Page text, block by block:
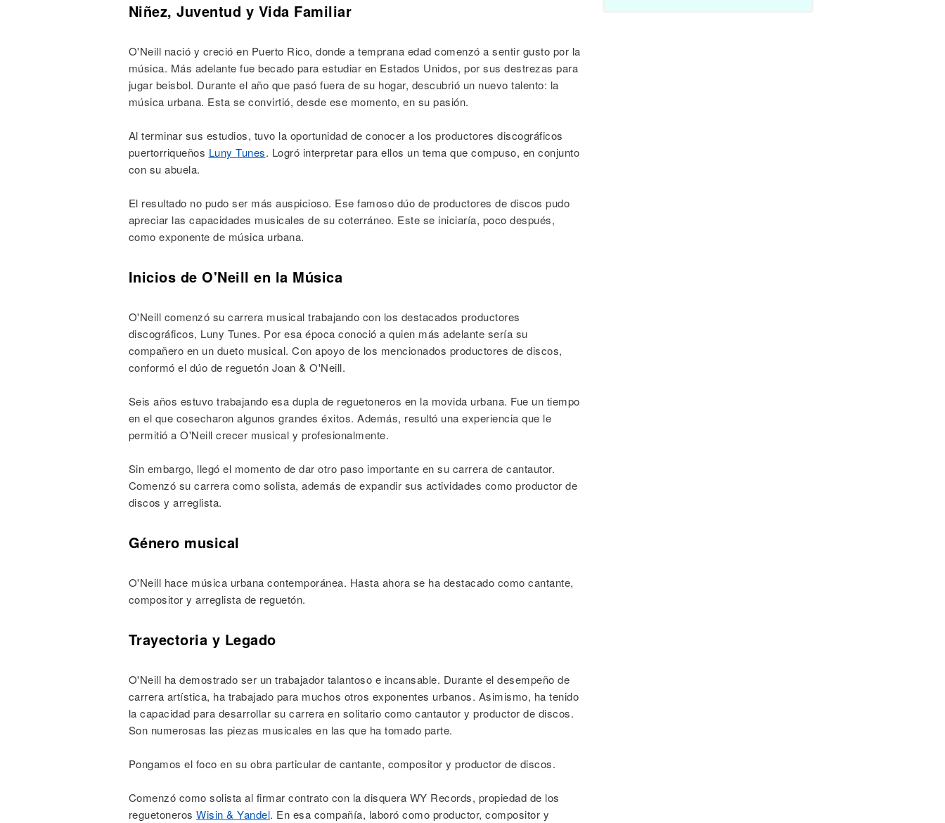
Niñez, Juventud y Vida Familiar
O'Neill nació y creció en Puerto Rico, donde a temprana edad comenzó a sentir gusto por la
música. Más adelante fue becado para estudiar en Estados Unidos, por sus destrezas para
jugar beisbol. Durante el año que pasó fuera de su hogar, descubrió un nuevo talento: la
música urbana. Esta se convirtió, desde ese momento, en su pasión.
Al terminar sus estudios, tuvo la oportunidad de conocer a los productores discográficos
puertorriqueños Luny Tunes. Logró interpretar para ellos un tema que compuso, en conjunto
con su abuela.
El resultado no pudo ser más auspicioso. Ese famoso dúo de productores de discos pudo
apreciar las capacidades musicales de su coterráneo. Este se iniciaría, poco después,
como exponente de música urbana.
Inicios de O'Neill en la Música
O'Neill comenzó su carrera musical trabajando con los destacados productores
discográficos, Luny Tunes. Por esa época conoció a quien más adelante sería su
compañero en un dueto musical. Con apoyo de los mencionados productores de discos,
conformó el dúo de reguetón Joan & O'Neill.
Seis años estuvo trabajando esa dupla de reguetoneros en la movida urbana. Fue un tiempo
en el que cosecharon algunos grandes éxitos. Además, resultó una experiencia que le
permitió a O'Neill crecer musical y profesionalmente.
Sin embargo, llegó el momento de dar otro paso importante en su carrera de cantautor.
Comenzó su carrera como solista, además de expandir sus actividades como productor de
discos y arreglista.
Género musical
O'Neill hace música urbana contemporánea. Hasta ahora se ha destacado como cantante,
compositor y arreglista de reguetón.
Trayectoria y Legado
O'Neill ha demostrado ser un trabajador talantoso e incansable. Durante el desempeño de
carrera artística, ha trabajado para muchos otros exponentes urbanos. Asimismo, ha tenido
la capacidad para desarrollar su carrera en solitario como cantautor y productor de discos.
Son numerosas las piezas musicales en las que ha tomado parte.
Pongamos el foco en su obra particular de cantante, compositor y productor de discos.
Comenzó como solista al firmar contrato con la disquera WY Records, propiedad de los
reguetoneros Wisin & Yandel. En esa compañía, laboró como productor, compositor y